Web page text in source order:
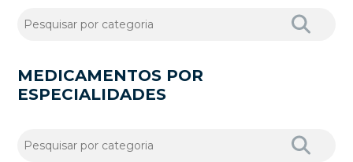
MEDICAMENTOS POR
ESPECIALIDADES